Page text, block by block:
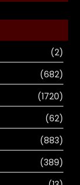
(2)
(682)
(1720)
(62)
(883)
(389)